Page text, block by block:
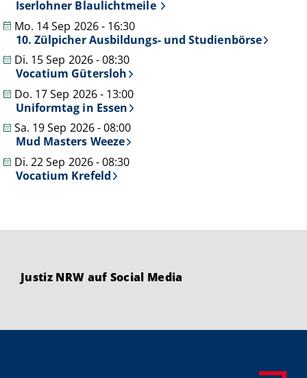
Iserlohner Blaulichtmeile
10. Zülpicher Ausbildungs- und Studienbörse
Mo. 14 Sep 2026 - 16:30
Vocatium Gütersloh
Di. 15 Sep 2026 - 08:30
Uniformtag in Essen
Do. 17 Sep 2026 - 13:00
Mud Masters Weeze
Sa. 19 Sep 2026 - 08:00
Vocatium Krefeld
Di. 22 Sep 2026 - 08:30
Justiz NRW auf Social Media